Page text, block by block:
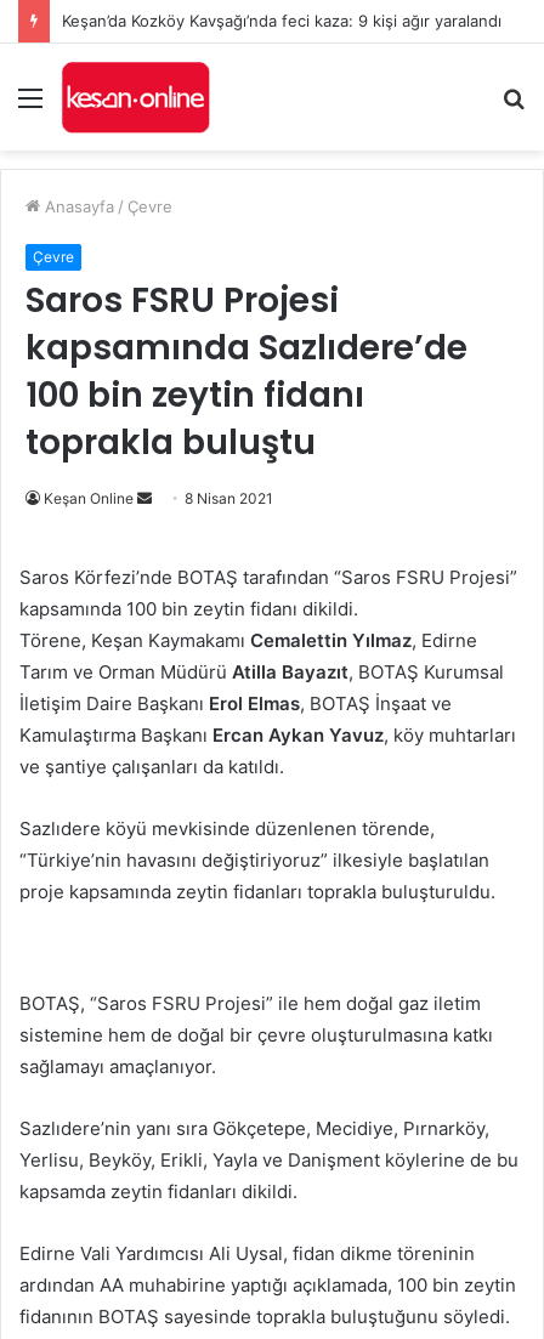
Keşan’da Kozköy Kavşağı’nda feci kaza: 9 kişi ağır yaralandı
Menü
...
Anasayfa / Çevre
Çevre
Saros FSRU Projesi
kapsamında Sazlıdere’de
100 bin zeytin fidanı
toprakla buluştu
Keşan Online
Bir
göndermek
8 Nisan 2021
Saros Körfezi’nde BOTAŞ tarafından “Saros FSRU Projesi”
kapsamında 100 bin zeytin fidanı dikildi.
Törene, Keşan Kaymakamı Cemalettin Yılmaz, Edirne
Tarım ve Orman Müdürü Atilla Bayazıt, BOTAŞ Kurumsal
İletişim Daire Başkanı Erol Elmas, BOTAŞ İnşaat ve
Kamulaştırma Başkanı Ercan Aykan Yavuz, köy muhtarları
ve şantiye çalışanları da katıldı.
Sazlıdere köyü mevkisinde düzenlenen törende,
“Türkiye’nin havasını değiştiriyoruz” ilkesiyle başlatılan
proje kapsamında zeytin fidanları toprakla buluşturuldu.
BOTAŞ, “Saros FSRU Projesi” ile hem doğal gaz iletim
sistemine hem de doğal bir çevre oluşturulmasına katkı
sağlamayı amaçlanıyor.
Sazlıdere’nin yanı sıra Gökçetepe, Mecidiye, Pırnarköy,
Yerlisu, Beyköy, Erikli, Yayla ve Danişment köylerine de bu
kapsamda zeytin fidanları dikildi.
Edirne Vali Yardımcısı Ali Uysal, fidan dikme töreninin
ardından AA muhabirine yaptığı açıklamada, 100 bin zeytin
fidanının BOTAŞ sayesinde toprakla buluştuğunu söyledi.